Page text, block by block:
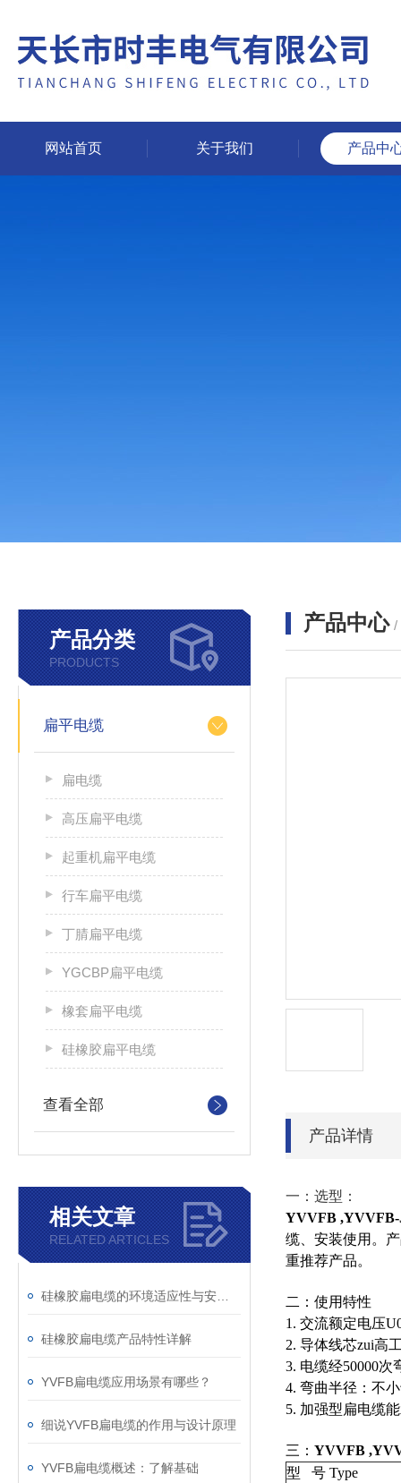
网站首页 关于我们 产品中
产品分类
PRODUCTS
扁平电缆
扁电缆
高压扁平电缆
起重机扁平电缆
行车扁平电缆
丁腈扁平电缆
YGCBP扁平电缆
橡套扁平电缆
硅橡胶扁平电缆
查看全部
相关文章
RELATED ARTICLES
硅橡胶扁电缆产品特性详解
YVFB扁电缆应用场景有哪些？
细说YVFB扁电缆的作用与设计原理
YVFB扁电缆概述：了解基础
产品中心 /
产品详情
一：选型：
YVVFB ,YVVFB-
缆、安装使用。
重推荐产品。
二：使用特性
1. 交流额定电压
2. 导体线芯zui高
3. 电缆经50000次
4. 弯曲半径：不
5. 加强型扁电缆
三： YVVFB
型 号 Type